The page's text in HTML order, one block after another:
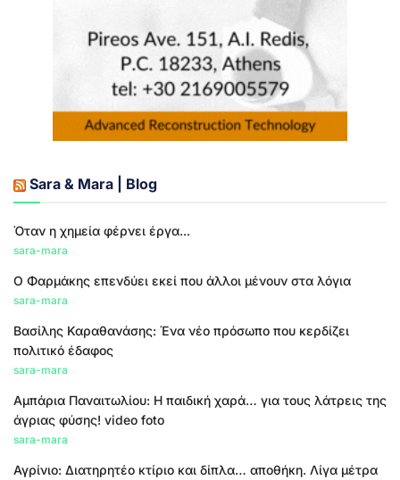
Sara & Mara | Blog
Όταν η χημεία φέρνει έργα...
sara-mara
Ο Φαρμάκης επενδύει εκεί που άλλοι μένουν στα λόγια
sara-mara
Βασίλης Καραθανάσης: Ένα νέο πρόσωπο που κερδίζει
πολιτικό έδαφος
sara-mara
Αμπάρια Παναιτωλίου: Η παιδική χαρά… για τους λάτρεις της
άγριας φύσης! video foto
sara-mara
Αγρίνιο: Διατηρητέο κτίριο και δίπλα… αποθήκη. Λίγα μέτρα